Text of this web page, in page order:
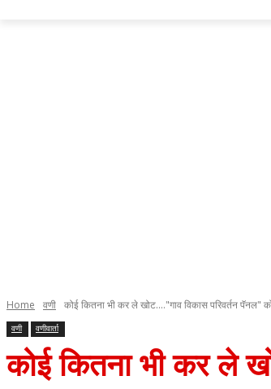
Home वणी कोई कितना भी कर ले खोट...."गाव विकास परिवर्तन पॅनल"
वणी वणीवार्ता
कोई कितना भी कर ले